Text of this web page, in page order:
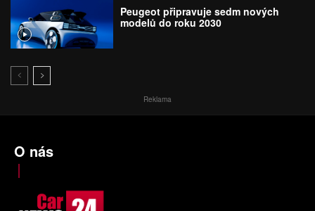
Peugeot připravuje sedm nových
modelů do roku 2030
Reklama
O nás